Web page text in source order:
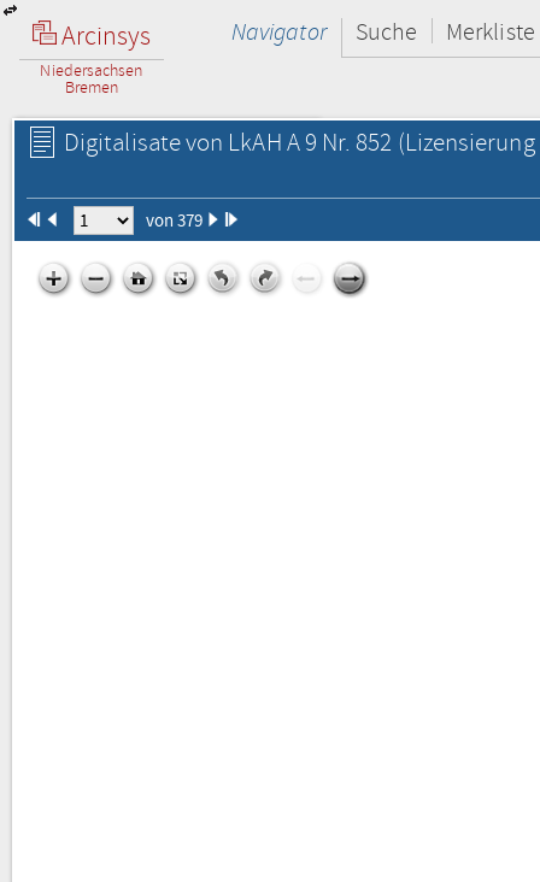
Arcinsys
Niedersachsen
Bremen
Navigator Suche Merkliste
Digitalisate von LkAH A 9 Nr. 852
von 379